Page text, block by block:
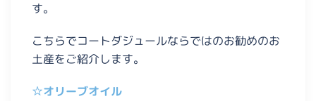
す。
こちらでコートダジュールならではのお勧めのお
土産をご紹介します。
☆オリーブオイル